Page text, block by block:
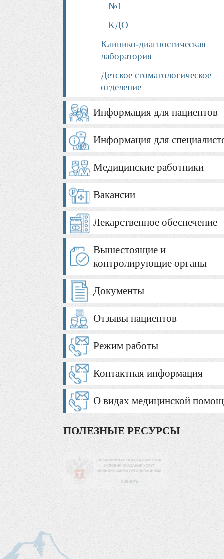
№1
КДО
Клинико-диагностическая
лаборатория
Детское стоматологическое
отделение
Информация для пациентов
Информация для
Медицинские работники
Вакансии
Лекарственное обеспечение
Вышестоящие и
контролирующие органы
Документы
Отзывы пациентов
Режим работы
Контактная информация
О видах медицинской
ПОЛЕЗНЫЕ РЕСУРСЫ